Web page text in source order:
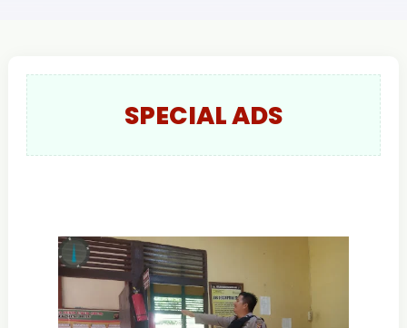
SPECIAL ADS